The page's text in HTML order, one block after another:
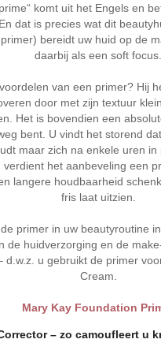
komt uit het Engels en
dat is precies wat dit
bereidt uw huid op de
daarbij als een soft focus.
van een primer? Hij
door met zijn textuur
Het is bovendien een
bent. U vindt het storend
maar zich na enkele uren
verdient het aanbeveling een
langere houdbaarheid
fris laat uitzien.
primer in uw beautyroutine
de huidverzorging en de
d.w.z. u gebruikt de primer
Cream.
Mary Kay Foundation
– zo camoufleert u